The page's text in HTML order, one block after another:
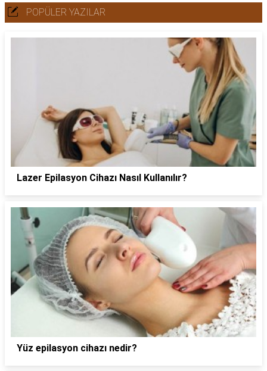
POPÜLER YAZILAR
Lazer Epilasyon Cihazı Nasıl Kullanılır?
Yüz epilasyon cihazı nedir?